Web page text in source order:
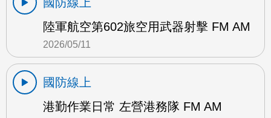
陸軍航空第602旅空用武器射擊 FM AM
2026/05/11
國防線上
港勤作業日常 左營港務隊 FM AM